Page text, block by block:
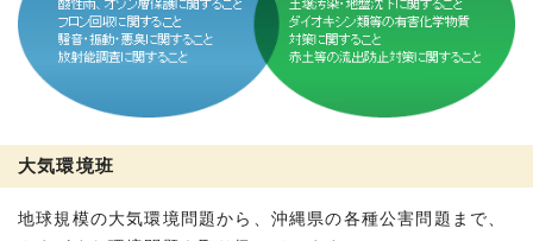
大気環境班
地球規模の大気環境問題から、沖縄県の各種公害問題まで、